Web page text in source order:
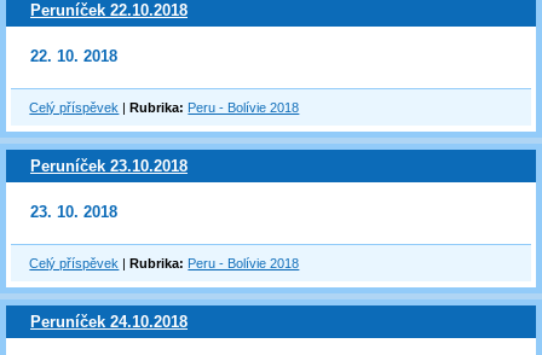
Peruníček 22.10.2018
22. 10. 2018
Celý příspěvek |Rubrika: Peru - Bolívie 2018
Peruníček 23.10.2018
23. 10. 2018
Celý příspěvek |Rubrika: Peru - Bolívie 2018
Peruníček 24.10.2018